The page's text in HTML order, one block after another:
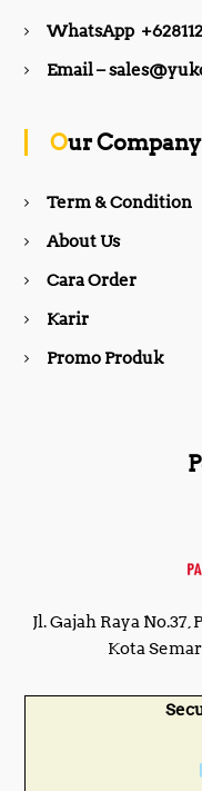
b
k
a
WhatsApp
Email –
Our Company
Term & Condition
About Us
Cara Order
Karir
Promo Produk
Jl. Gajah Raya
Kota